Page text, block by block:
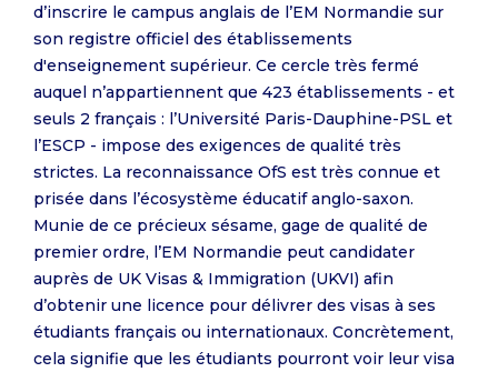
d’inscrire le campus anglais de l’EM Normandie sur
son registre officiel des établissements
d'enseignement supérieur. Ce cercle très fermé
auquel n’appartiennent que 423 établissements - et
seuls 2 français : l’Université Paris-Dauphine-PSL et
l’ESCP - impose des exigences de qualité très
strictes. La reconnaissance OfS est très connue et
prisée dans l’écosystème éducatif anglo-saxon.
Munie de ce précieux sésame, gage de qualité de
premier ordre, l’EM Normandie peut candidater
auprès de UK Visas & Immigration (UKVI) afin
d’obtenir une licence pour délivrer des visas à ses
étudiants français ou internationaux. Concrètement,
cela signifie que les étudiants pourront voir leur visa